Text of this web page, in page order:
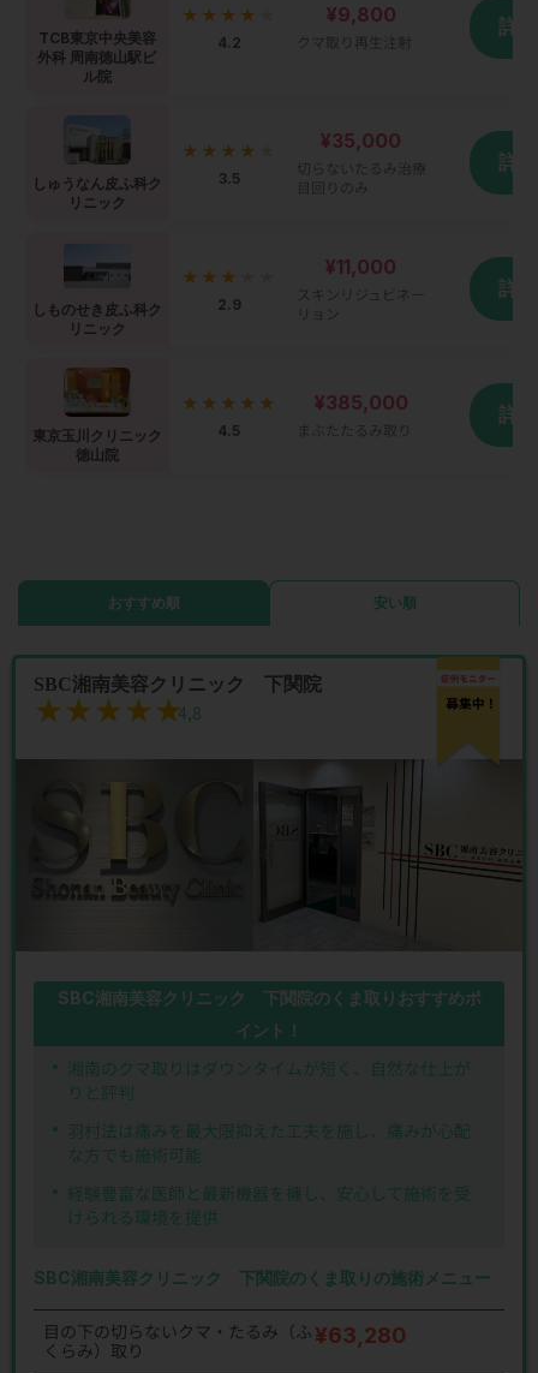
TCB東京中央美容
外科 周南徳山駅ビ
ル院
★★★★
4.2
¥9,800
クマ取り再生注射
詳
しゅうなん皮ふ科ク
リニック
★★★★
3.5
¥35,000
切らないたるみ治療
目回りのみ
詳
しものせき皮ふ科ク
リニック
★★★
2.9
¥11,000
スキンリジュビネー
リョン
詳
東京玉川クリニック
徳山院
★★★★★
4.5
¥385,000
まぶたたるみ取り
詳
おすすめ順 安い順
SBC湘南美容クリニック 下関院
★★★★★
★★★★★4,8
SBC湘南美容クリニック 下関院のくま取りおすすめポ
イント！
湘南のクマ取りはダウンタイムが短く、自然な仕上が
りと評判
羽村法は痛みを最大限抑えた工夫を施し、痛みが心配
な方でも施術可能
経験豊富な医師と最新機器を擁し、安心して施術を受
けられる環境を提供
SBC湘南美容クリニック 下関院のくま取りの施術メニュー
目の下の切らないクマ・たるみ（ふ
くらみ）取り
¥63,280